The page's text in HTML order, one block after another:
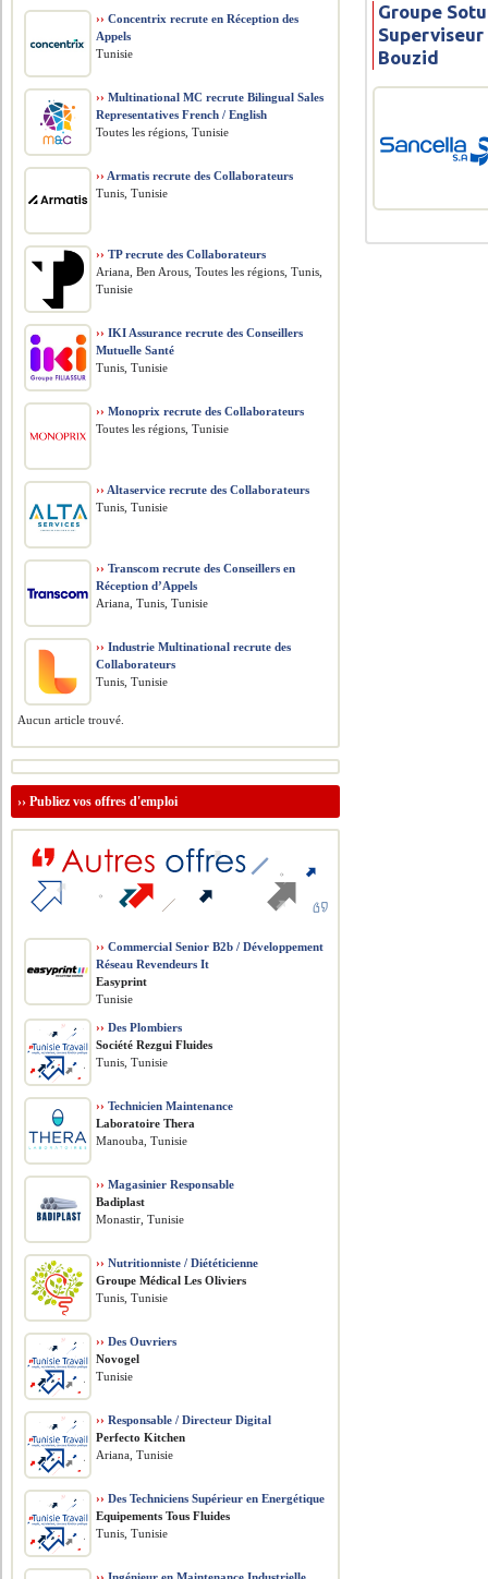
Groupe
Bouzid
›› Concentrix recrute en Réception des
Appels
Tunisie
›› Multinational MC recrute Bilingual Sales
Representatives French / English
Toutes les régions, Tunisie
›› Armatis recrute des Collaborateurs
Tunis, Tunisie
›› TP recrute des Collaborateurs
Ariana, Ben Arous, Toutes les régions, Tunis,
Tunisie
›› IKI Assurance recrute des Conseillers
Mutuelle Santé
Tunis, Tunisie
›› Monoprix recrute des Collaborateurs
Toutes les régions, Tunisie
›› Altaservice recrute des Collaborateurs
Tunis, Tunisie
›› Transcom recrute des Conseillers en
Réception d’Appels
Ariana, Tunis, Tunisie
›› Industrie Multinational recrute des
Collaborateurs
Tunis, Tunisie
Aucun article trouvé.
››Publiez vos offres d'emploi
›› Commercial Senior B2b / Développement
Réseau Revendeurs It
Easyprint
Tunisie
›› Des Plombiers
Société Rezgui Fluides
Tunis, Tunisie
›› Technicien Maintenance
Laboratoire Thera
Manouba, Tunisie
›› Magasinier Responsable
Badiplast
Monastir, Tunisie
›› Nutritionniste / Diététicienne
Groupe Médical Les Oliviers
Tunis, Tunisie
›› Des Ouvriers
Novogel
Tunisie
›› Responsable / Directeur Digital
Perfecto Kitchen
Ariana, Tunisie
›› Des Techniciens Supérieur en Energétique
Equipements Tous Fluides
Tunis, Tunisie